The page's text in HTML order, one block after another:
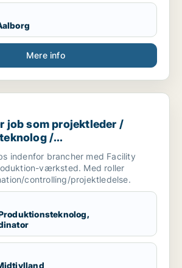
Mere info
som projektleder / produktionsteknolog /
job som projektleder /
/
indenfor brancher med Facility
værksted. Med roller
controlling/projektledelse.